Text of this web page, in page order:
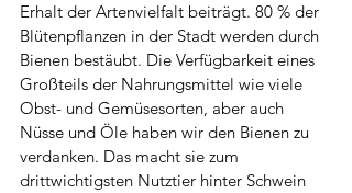
Erhalt der Artenvielfalt beiträgt. 80 % der
Blütenpflanzen in der Stadt werden durch
Bienen bestäubt. Die Verfügbarkeit eines
Großteils der Nahrungsmittel wie viele
Obst- und Gemüsesorten, aber auch
Nüsse und Öle haben wir den Bienen zu
verdanken. Das macht sie zum
drittwichtigsten Nutztier hinter Schwein